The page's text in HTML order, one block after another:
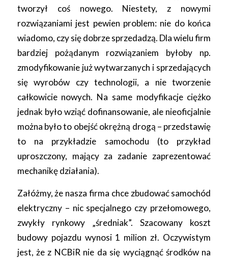
tworzył coś nowego. Niestety, z nowymi
rozwiązaniami jest pewien problem: nie do końca
wiadomo, czy się dobrze sprzedadzą. Dla wielu firm
bardziej pożądanym rozwiązaniem byłoby np.
zmodyfikowanie już wytwarzanych i sprzedających
się wyrobów czy technologii, a nie tworzenie
całkowicie nowych. Na same modyfikacje ciężko
jednak było wziąć dofinansowanie, ale nieoficjalnie
można było to obejść okrężną drogą – przedstawię
to na przykładzie samochodu (to przykład
uproszczony, mający za zadanie zaprezentować
mechanikę działania).
Załóżmy, że nasza firma chce zbudować samochód
elektryczny – nic specjalnego czy przełomowego,
zwykły rynkowy „średniak”. Szacowany koszt
budowy pojazdu wynosi 1 milion zł. Oczywistym
jest, że z NCBiR nie da się wyciągnąć środków na